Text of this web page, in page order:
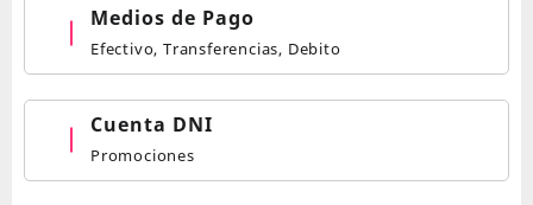
Medios de Pago
Efectivo, Transferencias, Debito
Cuenta DNI
Promociones